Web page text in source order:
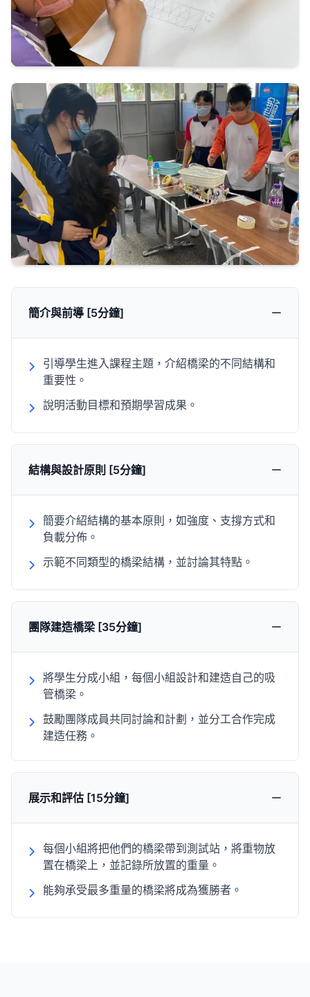
簡介與前導 [5分鐘]
引導學生進入課程主題，介紹橋梁的不同結構和
重要性。
說明活動目標和預期學習成果。
結構與設計原則 [5分鐘]
簡要介紹結構的基本原則，如強度、支撐方式和
負載分佈。
示範不同類型的橋梁結構，並討論其特點。
團隊建造橋梁 [35分鐘]
將學生分成小組，每個小組設計和建造自己的吸
管橋梁。
鼓勵團隊成員共同討論和計劃，並分工合作完成
建造任務。
展示和評估 [15分鐘]
每個小組將把他們的橋梁帶到測試站，將重物放
置在橋梁上，並記錄所放置的重量。
能夠承受最多重量的橋梁將成為獲勝者。